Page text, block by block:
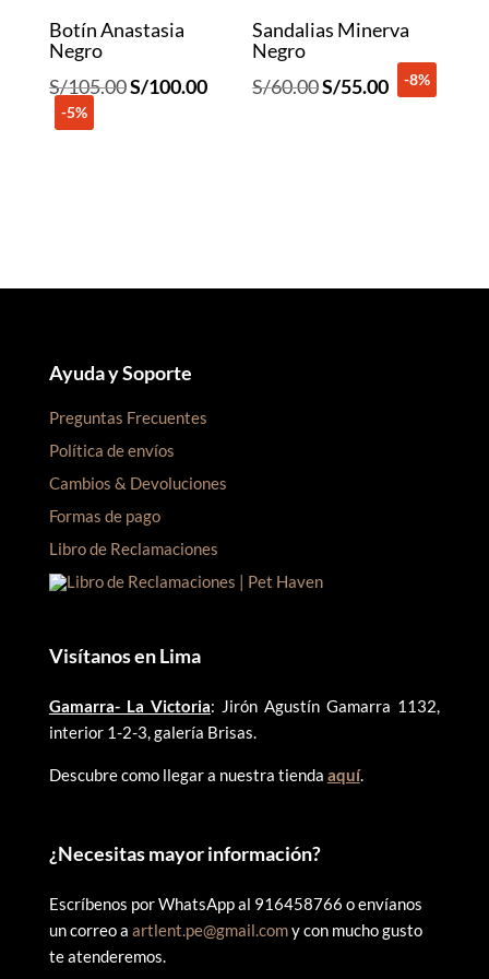
Botín Anastasia
Negro
S/105.00El
S/100.00El
-5%
Sandalias Minerva
Negro
S/60.00El
S/55.00El-8%
Ayuda y Soporte
Preguntas Frecuentes
Política de envíos
Cambios & Devoluciones
Formas de pago
Libro de Reclamaciones
Visítanos en Lima
Gamarra- La Victoria: Jirón Agustín Gamarra 1132,
interior 1-2-3, galería Brisas.
Descubre como llegar a nuestra tienda aquí.
¿Necesitas mayor información?
Escríbenos por WhatsApp al 916458766 o envíanos
un correo a artlent.pe@gmail.comy con mucho gusto
te atenderemos.